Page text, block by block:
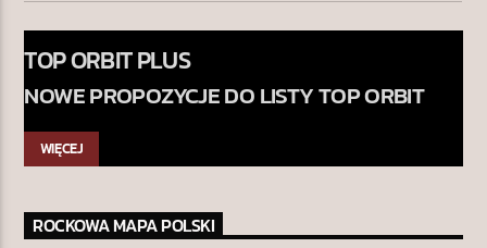
TOP ORBIT PLUS
NOWE PROPOZYCJE DO LISTY TOP ORBIT
WIĘCEJ
ROCKOWA MAPA POLSKI